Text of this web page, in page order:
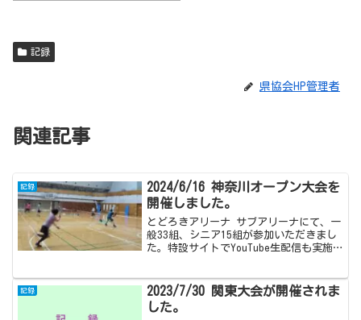
記録
県協会HP管理者
関連記事
記録
2024/6/16 神奈川オープン大会を
開催しました。
とどろきアリーナ サブアリーナにて、一
般33組、シニア15組が参加いただきまし
た。特設サイトでYouTube生配信も実施
オープン大会 (2024/6/16 於 とど
ろ...
記録
2023/7/30 関東大会が開催されま
した。